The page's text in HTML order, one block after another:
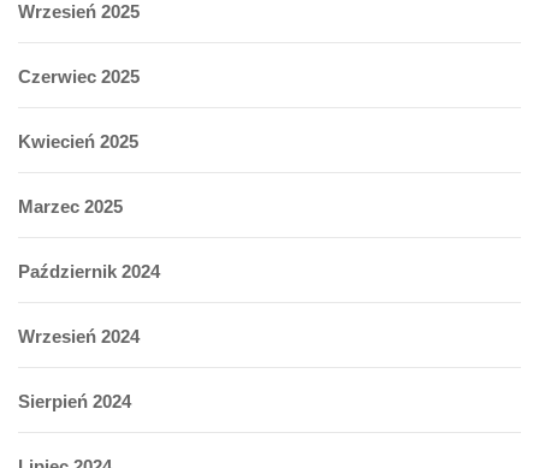
Wrzesień 2025
Czerwiec 2025
Kwiecień 2025
Marzec 2025
Październik 2024
Wrzesień 2024
Sierpień 2024